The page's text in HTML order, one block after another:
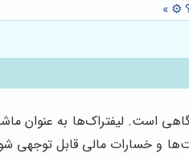
⚙️
»
است. لیفتراک‌ها به عنوان
و خسارات مالی قابل توجهی